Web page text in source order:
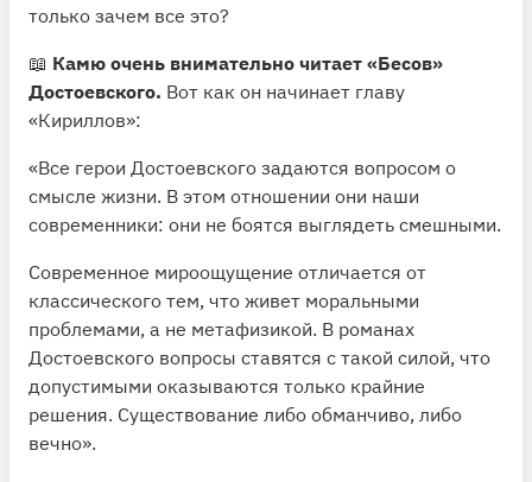
только зачем все это?
📖 Камю очень внимательно читает «Бесов»
Достоевского. Вот как он начинает главу
«Кириллов»:
«Все герои Достоевского задаются вопросом о
смысле жизни. В этом отношении они наши
современники: они не боятся выглядеть смешными.
Современное мироощущение отличается от
классического тем, что живет моральными
проблемами, а не метафизикой. В романах
Достоевского вопросы ставятся с такой силой, что
допустимыми оказываются только крайние
решения. Существование либо обманчиво, либо
вечно».